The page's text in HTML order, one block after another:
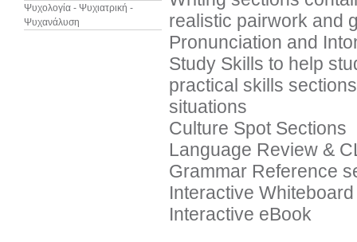
Ψυχολογία - Ψυχιατρική -
Ψυχανάλυση
realistic pairwork and
Pronunciation and
Study Skills to help
practical skills
situations
Culture Spot Sections
Language Review &
Grammar Reference
Interactive
Interactive eBook